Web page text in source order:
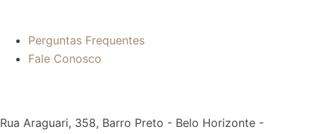
Perguntas Frequentes
Fale Conosco
Rua Araguari, 358, Barro Preto - Belo Horizonte -